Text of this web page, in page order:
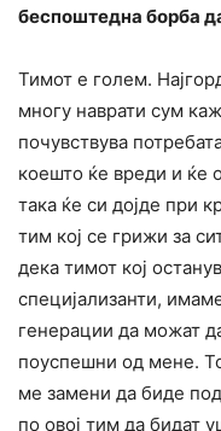
беспоштедна борба
Тимот е голем.
многу наврати сум
почувствува
коешто ќе вреди и ќе
така ќе си дојде при
тим кој се грижи за
дека тимот кој
специјализанти,
генерации да можат
поуспешни од мене.
ме замени да биде
по овој тим да бидат